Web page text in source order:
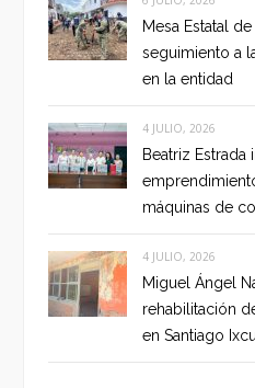
Mesa Estatal
seguimiento a
en la entidad
4 JULIO, 2026
Beatriz Estrada
máquinas de
4 JULIO, 2026
Miguel Ángel
rehabilitación
en Santiago